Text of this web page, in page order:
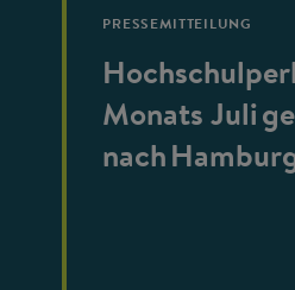
PRESSEMITTEILUNG
Monats Juli
nach